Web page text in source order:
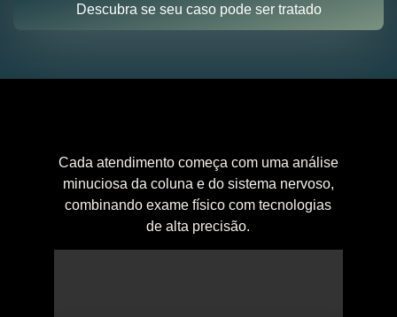
Descubra se seu caso pode ser tratado
Cada atendimento começa com uma análise
minuciosa da coluna e do sistema nervoso,
combinando exame físico com tecnologias
de alta precisão.